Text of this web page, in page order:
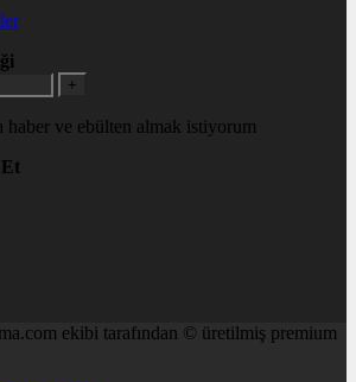
+
haber ve ebülten almak istiyorum
ekibi tarafından © üretilmiş premium